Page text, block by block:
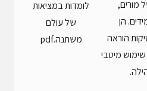
לומדות במציאות
של עולם
משתנה.pdf
מורים,
הן
הוראה
מיטבי